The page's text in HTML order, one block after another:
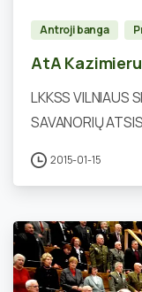
Antroji banga
AtA
LKKSS VILNIAUS
SAVANORIŲ
2015-01-15